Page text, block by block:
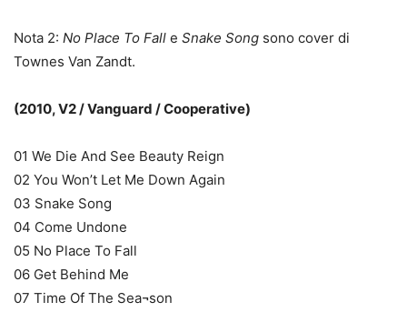
Nota 2: No Place To Fall e Snake Song sono cover di
Townes Van Zandt.
(2010, V2 / Vanguard / Cooperative)
01 We Die And See Beauty Reign
02 You Won’t Let Me Down Again
03 Snake Song
04 Come Undone
05 No Place To Fall
06 Get Behind Me
07 Time Of The Sea¬son